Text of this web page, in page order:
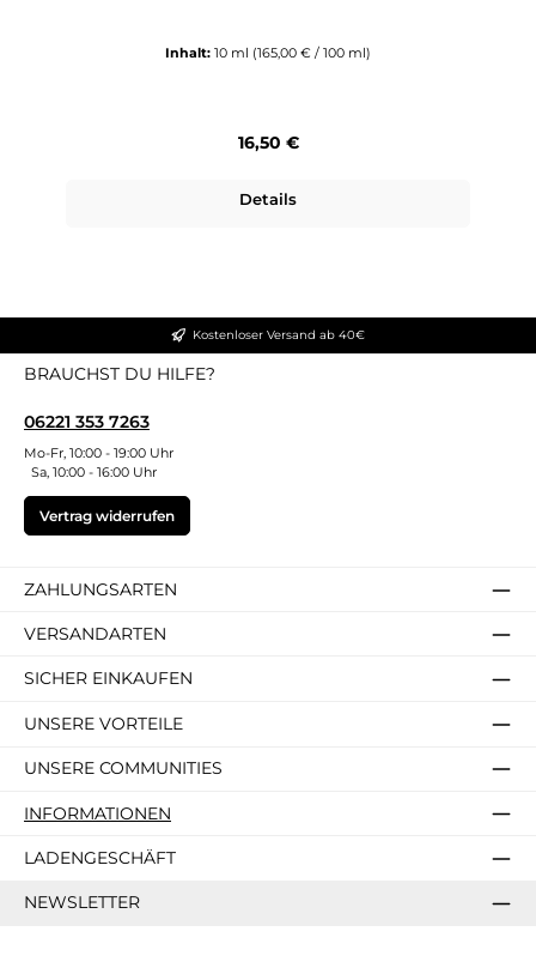
Inhalt: 10 ml (165,00 € / 100 ml)
Regulärer Preis:
16,50 €
Details
Kostenloser Versand ab 40€
BRAUCHST DU HILFE?
06221 353 7263
Mo-Fr, 10:00 - 19:00 Uhr
Sa, 10:00 - 16:00 Uhr
Vertrag widerrufen
ZAHLUNGSARTEN
VERSANDARTEN
SICHER EINKAUFEN
UNSERE VORTEILE
UNSERE COMMUNITIES
INFORMATIONEN
LADENGESCHÄFT
NEWSLETTER